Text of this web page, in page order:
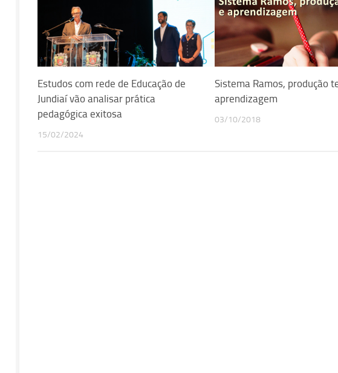
Estudos com rede de Educação de
Jundiaí vão analisar prática
pedagógica exitosa
15/02/2024
Sistema Ramos, produção
aprendizagem
03/10/2018